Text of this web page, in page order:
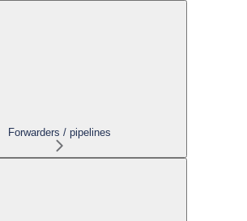
Forwarders / pipelines